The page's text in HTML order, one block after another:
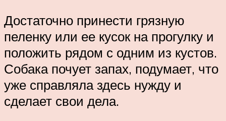
Достаточно принести грязную
пеленку или ее кусок на прогулку и
положить рядом с одним из кустов.
Собака почует запах, подумает, что
уже справляла здесь нужду и
сделает свои дела.